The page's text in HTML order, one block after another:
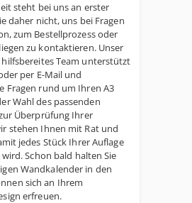
steht bei uns an erster
daher nicht, uns bei Fragen
zum Bestellprozess oder
zu kontaktieren. Unser
Team unterstützt
per E-Mail und
Fragen rund um Ihren A3
Wahl des passenden
Überprüfung Ihrer
stehen Ihnen mit Rat und
jedes Stück Ihrer Auflage
Schon bald halten Sie
Wandkalender in den
sich an Ihrem
erfreuen.